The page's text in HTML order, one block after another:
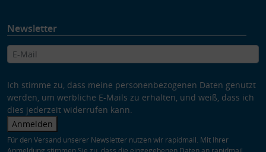
Newsletter
Ich stimme zu, dass meine personenbezogenen Daten genutzt
werden, um werbliche E-Mails zu erhalten, und weiß, dass ich
dies jederzeit widerrufen kann.
Anmelden
Für den Versand unserer Newsletter nutzen wir rapidmail. Mit Ihrer